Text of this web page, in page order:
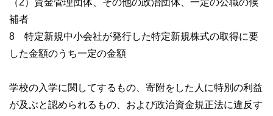
補者
8 特定新規中小会社が発行した特定新規株式の取得に要
した金額のうち一定の金額
学校の入学に関してするもの、寄附をした人に特別の利益
が及ぶと認められるもの、および政治資金規正法に違反す